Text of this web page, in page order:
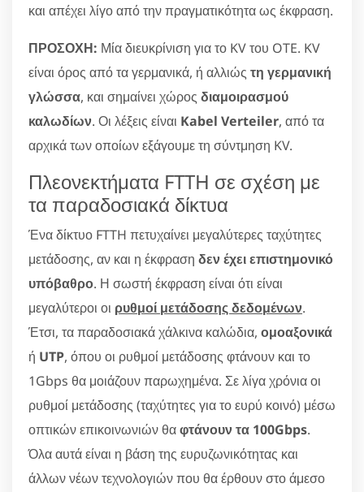
και απέχει λίγο από την πραγματικότητα ως έκφραση.
ΠΡΟΣΟΧΗ: Μία διευκρίνιση για το KV του OTE. KV
είναι όρος από τα γερμανικά, ή αλλιώς τη γερμανική
γλώσσα, και σημαίνει χώρος διαμοιρασμού
καλωδίων. Οι λέξεις είναι Kabel Verteiler, από τα
αρχικά των οποίων εξάγουμε τη σύντμηση KV.
Πλεονεκτήματα FTTH σε σχέση με
τα παραδοσιακά δίκτυα
Ένα δίκτυο FTTH πετυχαίνει μεγαλύτερες ταχύτητες
μετάδοσης, αν και η έκφραση δεν έχει επιστημονικό
υπόβαθρο. Η σωστή έκφραση είναι ότι είναι
μεγαλύτεροι οι ρυθμοί μετάδοσης δεδομένων.
Έτσι, τα παραδοσιακά χάλκινα καλώδια, ομοαξονικά
ή UTP, όπου οι ρυθμοί μετάδοσης φτάνουν και το
1Gbps θα μοιάζουν παρωχημένα. Σε λίγα χρόνια οι
ρυθμοί μετάδοσης (ταχύτητες για το ευρύ κοινό) μέσω
οπτικών επικοινωνιών θαφτάνουν τα 100Gbps.
Όλα αυτά είναι η βάση της ευρυζωνικότητας και
άλλων νέων τεχνολογιών που θα έρθουν στο άμεσο